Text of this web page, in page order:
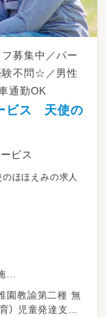
募集中／パー
験不問☆／男性
通勤OK
ビス 天使の
ビス
ほほえみの求人
業務